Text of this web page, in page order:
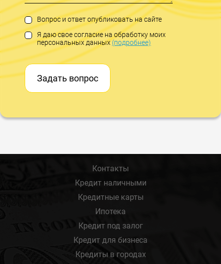
Вопрос и ответ опубликовать на сайте
Я даю свое согласие на обработку моих
персональных данных(подробнее)
Задать вопрос
Контакты
Кредит наличными
Кредитные карты
Ипотека
Кредит под залог
Кредит для бизнеса
Кредиты в городах